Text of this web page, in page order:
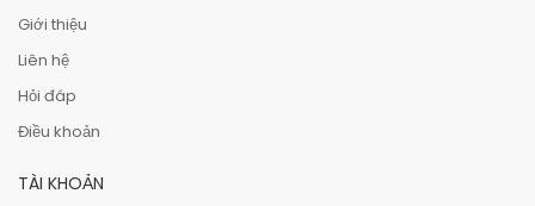
Giới thiệu
Liên hệ
Hỏi đáp
Điều khoản
TÀI KHOẢN